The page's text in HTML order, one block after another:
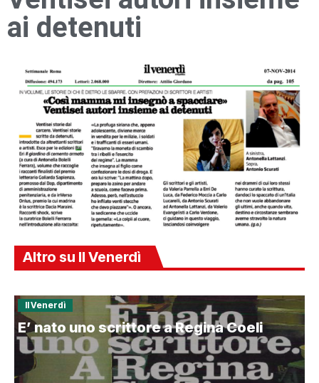
ai detenuti
Altro su Il Venerdì
Il Venerdì
E’ nato uno scrittore a Regina Coeli